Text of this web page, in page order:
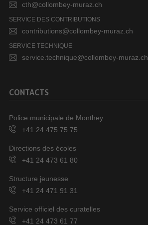
cth@collombey-muraz.ch
SERVICE DES CONTRIBUTIONS
contributions@collombey-muraz.ch
SERVICE TECHNIQUE
service.technique@collombey-muraz.ch
CONTACTS
Police municipale de Monthey
+41 24 475 75 75
Directions des écoles
+41 24 473 61 80
Structure jeunesse
+41 24 471 91 31
Service officiel des curatelles
+41 24 473 61 77